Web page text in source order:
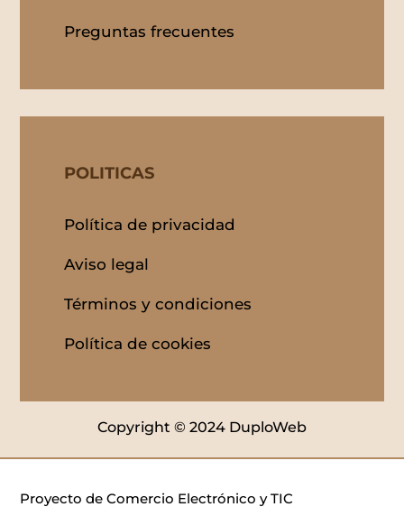
Preguntas frecuentes
POLITICAS
Política de privacidad
Aviso legal
Términos y condiciones
Política de cookies
Copyright © 2024 DuploWeb
Proyecto de Comercio Electrónico y TIC